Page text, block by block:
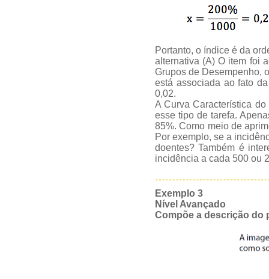
Portanto, o índice é da
alternativa (A) O item foi
Grupos de Desempenho,
está associada ao fato
0,02.
A Curva Característica
esse tipo de tarefa.
85%. Como meio de
Por exemplo, se a
doentes? Também é
incidência a cada 500 ou
Exemplo 3
Nível Avançado
Compõe a descrição do